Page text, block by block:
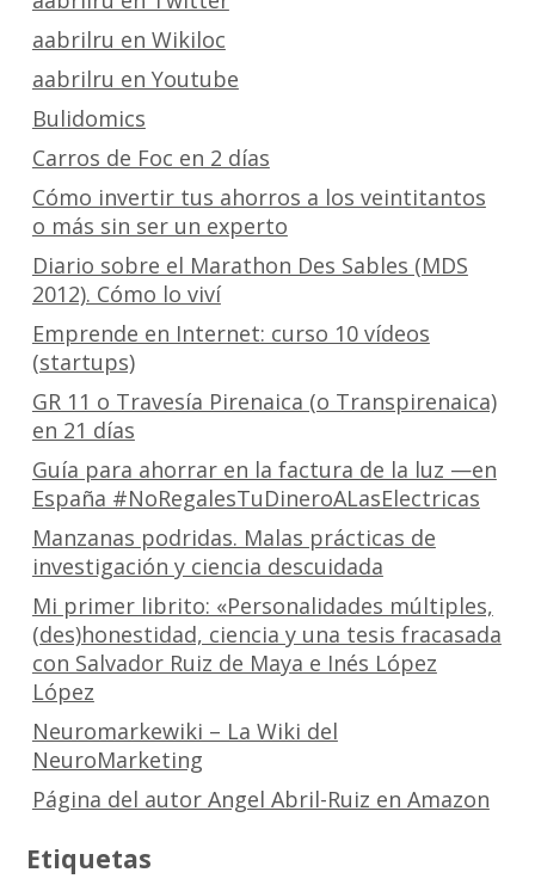
aabrilru en Wikiloc
aabrilru en Youtube
Bulidomics
Carros de Foc en 2 días
Cómo invertir tus ahorros a los veintitantos
o más sin ser un experto
Diario sobre el Marathon Des Sables (MDS
2012). Cómo lo viví
Emprende en Internet: curso 10 vídeos
(startups)
GR 11 o Travesía Pirenaica (o Transpirenaica)
en 21 días
Guía para ahorrar en la factura de la luz —en
España #NoRegalesTuDineroALasElectricas
Manzanas podridas. Malas prácticas de
investigación y ciencia descuidada
Mi primer librito: «Personalidades múltiples,
(des)honestidad, ciencia y una tesis fracasada
con Salvador Ruiz de Maya e Inés López
López
Neuromarkewiki – La Wiki del
NeuroMarketing
Página del autor Angel Abril-Ruiz en Amazon
Etiquetas